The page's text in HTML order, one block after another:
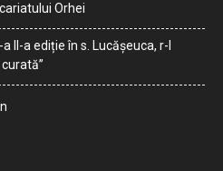
Orhei
II-a ediție în s. Lucășeuca, r-l